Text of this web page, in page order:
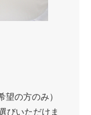
望の方のみ）
びいただけま